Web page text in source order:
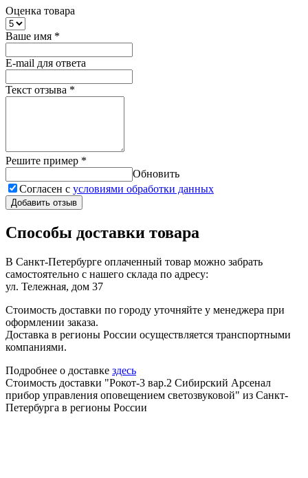
Оценка товара
Ваше имя *
E-mail для ответа
Текст отзыва *
Решите пример *
Обновить
Согласен с условиями обработки данных
Добавить отзыв
Способы доставки товара
В Санкт-Петербурге оплаченный товар можно забрать
самостоятельно с нашего склада по адресу:
ул. Тележная, дом 37
Стоимость доставки по городу уточняйте у менеджера при
оформлении заказа.
Доставка в регионы России осуществляется транспортными
компаниями.
Подробнее о доставке здесь
Стоимость доставки "Рокот-3 вар.2 Сибирский Арсенал
прибор управления оповещением светозвуковой" из Санкт-
Петербурга в регионы России